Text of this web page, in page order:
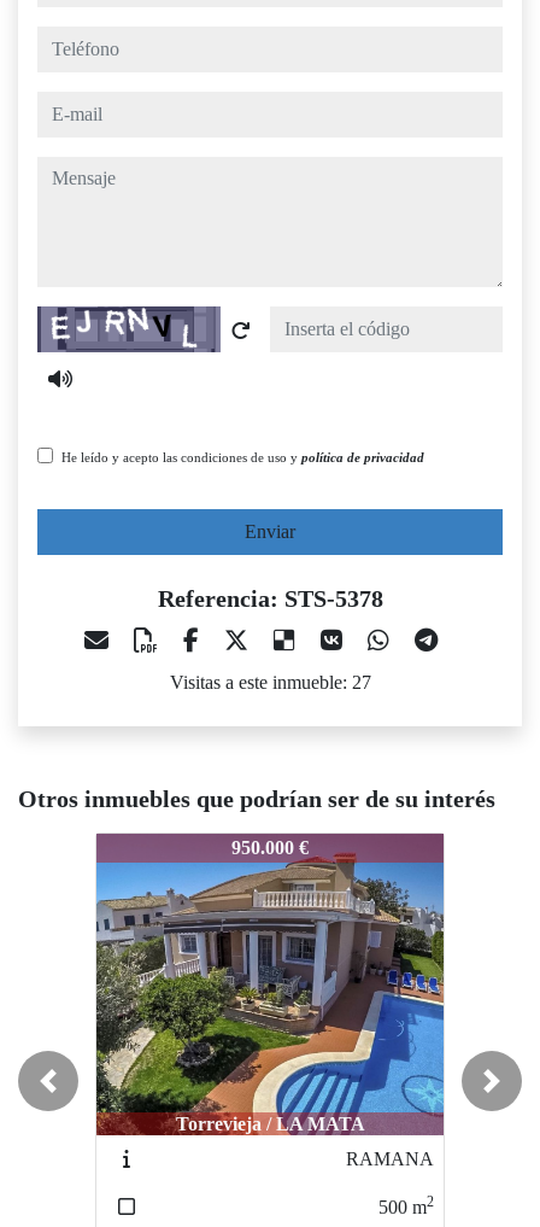
teléfono
e-mail
mensaje
Captcha
He leído y acepto las condiciones de uso y política de privacidad
Enviar
Referencia: STS-5378
Visitas a este inmueble: 27
Otros inmuebles que podrían ser de su interés
Torrevieja / LA MATA
650.000 €
Torrevieja / LOS BALCONES
DNBLNEW1TRE
190m2
Previous Next